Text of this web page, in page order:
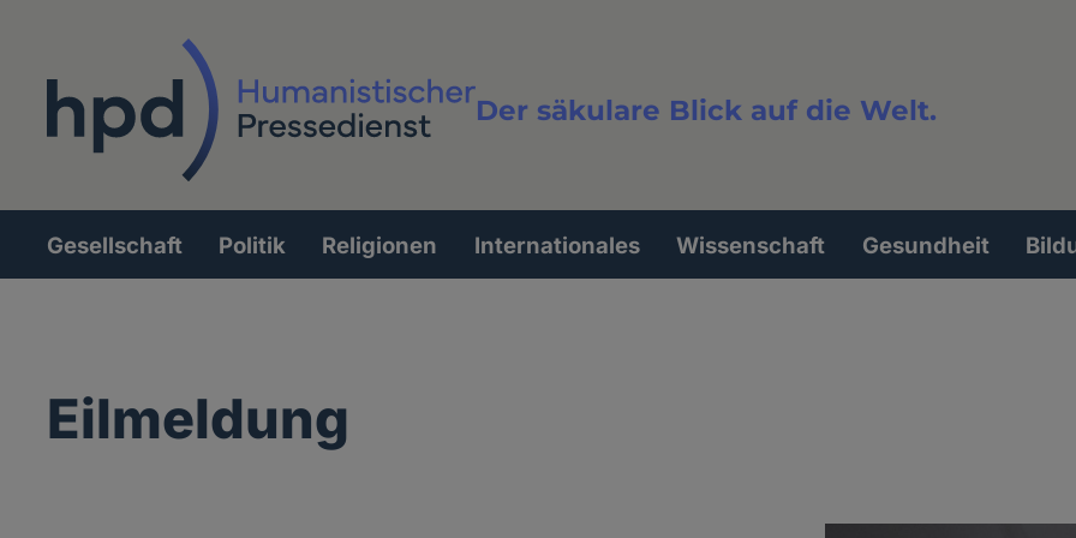
Der säkulare Blick auf die Welt.
Volltextsuche
Hauptnavigation
Gesellschaft Politik Religionen Internationales Wissenschaft Gesundheit
Eilmeldung